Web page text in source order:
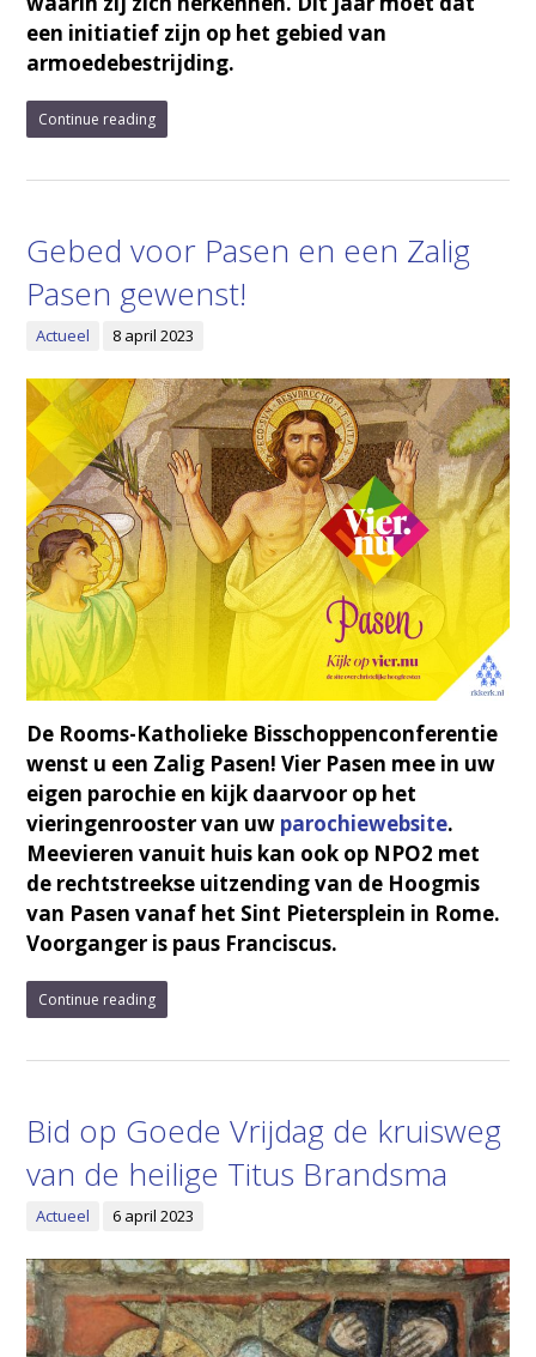
een initiatief zijn op het gebied van
armoedebestrijding.
Continue reading
Gebed voor Pasen en een Zalig
Pasen gewenst!
Actueel 8 april 2023
De Rooms-Katholieke Bisschoppenconferentie
wenst u een Zalig Pasen! Vier Pasen mee in uw
eigen parochie en kijk daarvoor op het
vieringenrooster van uw parochiewebsite.
Meevieren vanuit huis kan ook op NPO2 met
de rechtstreekse uitzending van de Hoogmis
van Pasen vanaf het Sint Pietersplein in Rome.
Voorganger is paus Franciscus.
Continue reading
Bid op Goede Vrijdag de kruisweg
van de heilige Titus Brandsma
Actueel 6 april 2023